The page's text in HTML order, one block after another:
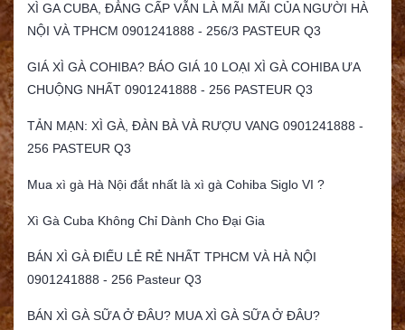
XÌ GA CUBA, ĐẲNG CẤP VẪN LÀ MÃI MÃI CỦA NGƯỜI HÀ
NỘI VÀ TPHCM 0901241888 - 256/3 PASTEUR Q3
GIÁ XÌ GÀ COHIBA? BÁO GIÁ 10 LOẠI XÌ GÀ COHIBA ƯA
CHUỘNG NHẤT 0901241888 - 256 PASTEUR Q3
TẢN MẠN: XÌ GÀ, ĐÀN BÀ VÀ RƯỢU VANG 0901241888 -
256 PASTEUR Q3
Mua xì gà Hà Nội đắt nhất là xì gà Cohiba Siglo VI ?
Xì Gà Cuba Không Chỉ Dành Cho Đại Gia
BÁN XÌ GÀ ĐIẾU LẺ RẺ NHẤT TPHCM VÀ HÀ NỘI
0901241888 - 256 Pasteur Q3
BÁN XÌ GÀ SỮA Ở ĐÂU? MUA XÌ GÀ SỮA Ở ĐÂU?